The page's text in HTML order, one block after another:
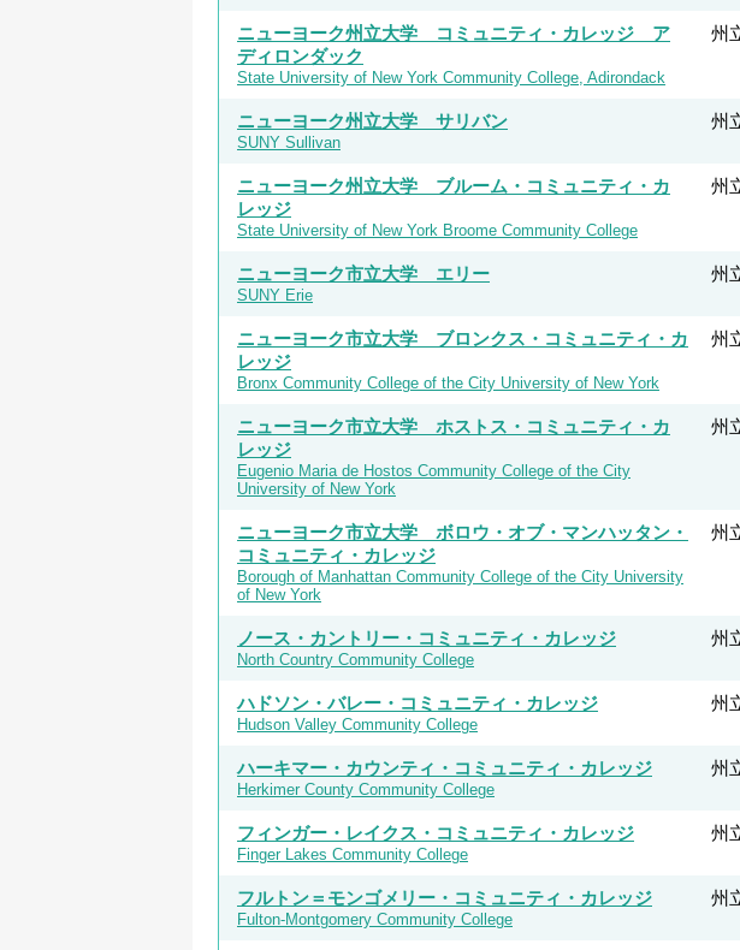
州
ニューヨーク州立大学 コミュニティ・カレッジ ア
ディロンダック
State University of New York Community College, Adirondack
州
ニューヨーク州立大学 サリバン
SUNY Sullivan
州
ニューヨーク州立大学 ブルーム・コミュニティ・カ
レッジ
State University of New York Broome Community College
州
ニューヨーク市立大学 エリー
SUNY Erie
州
ニューヨーク市立大学 ブロンクス・コミュニティ・カ
レッジ
Bronx Community College of the City University of New York
州
ニューヨーク市立大学 ホストス・コミュニティ・カ
レッジ
Eugenio Maria de Hostos Community College of the City
University of New York
州
ニューヨーク市立大学 ボロウ・オブ・マンハッタン・
コミュニティ・カレッジ
Borough of Manhattan Community College of the City University
of New York
州
ノース・カントリー・コミュニティ・カレッジ
North Country Community College
州
ハドソン・バレー・コミュニティ・カレッジ
Hudson Valley Community College
州
ハーキマー・カウンティ・コミュニティ・カレッジ
Herkimer County Community College
州
フィンガー・レイクス・コミュニティ・カレッジ
Finger Lakes Community College
州
フルトン＝モンゴメリー・コミュニティ・カレッジ
Fulton-Montgomery Community College